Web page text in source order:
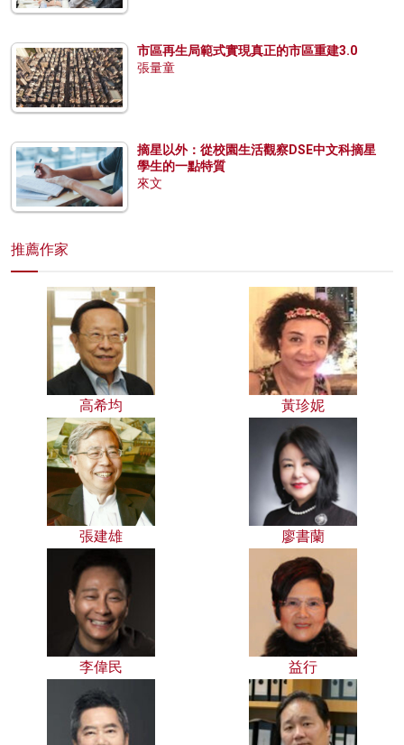
市區再生局範式實現真正的市區重建3.0
張量童
摘星以外：從校園生活觀察DSE中文科摘星
學生的一點特質
來文
推薦作家
高希均 黃珍妮
張建雄 廖書蘭
李偉民 益行